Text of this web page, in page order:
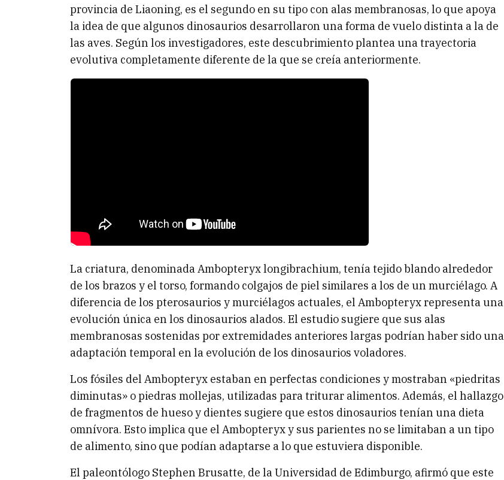
provincia de Liaoning, es el segundo en su tipo con alas membranosas, lo que apoya
la idea de que algunos dinosaurios desarrollaron una forma de vuelo distinta a la de
las aves. Según los investigadores, este descubrimiento plantea una trayectoria
evolutiva completamente diferente de la que se creía anteriormente.
La criatura, denominada Ambopteryx longibrachium, tenía tejido blando alrededor
de los brazos y el torso, formando colgajos de piel similares a los de un murciélago. A
diferencia de los pterosaurios y murciélagos actuales, el Ambopteryx representa una
evolución única en los dinosaurios alados. El estudio sugiere que sus alas
membranosas sostenidas por extremidades anteriores largas podrían haber sido una
adaptación temporal en la evolución de los dinosaurios voladores.
Los fósiles del Ambopteryx estaban en perfectas condiciones y mostraban «piedritas
diminutas» o piedras mollejas, utilizadas para triturar alimentos. Además, el hallazgo
de fragmentos de hueso y dientes sugiere que estos dinosaurios tenían una dieta
omnívora. Esto implica que el Ambopteryx y sus parientes no se limitaban a un tipo
de alimento, sino que podían adaptarse a lo que estuviera disponible.
El paleontólogo Stephen Brusatte, de la Universidad de Edimburgo, afirmó que este